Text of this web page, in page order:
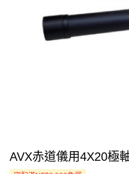
AVX赤道儀用4X20極